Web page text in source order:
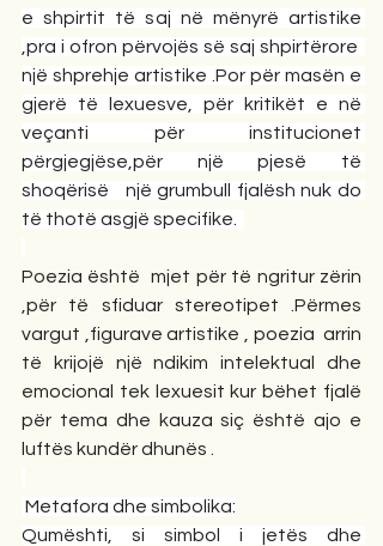
e shpirtit të saj në mënyrë artistike
,pra i ofron përvojës së saj shpirtërore
një shprehje artistike .Por për masën e
gjerë të lexuesve, për kritikët e në
veçanti për institucionet
përgjegjëse,për një pjesë të
shoqërisë   një grumbull fjalësh nuk do
të thotë asgjë specifike.
Poezia është  mjet për të ngritur zërin
,për të sfiduar stereotipet .Përmes
vargut ,figurave artistike , poezia  arrin
të krijojë një ndikim intelektual dhe
emocional tek lexuesit kur bëhet fjalë
për tema dhe kauza siç është ajo e
luftës kundër dhunës .
Metafora dhe simbolika:
Qumështi, si simbol i jetës dhe